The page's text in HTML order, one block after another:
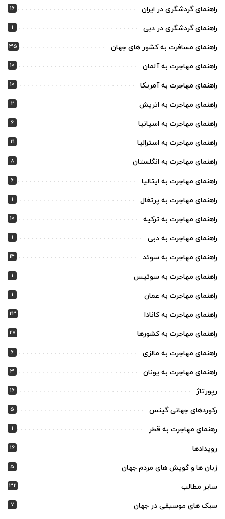
راهنمای گردشگری در ایران 16
راهنمای گردشگری در دبی 1
راهنمای مسافرت به کشور های جهان 35
راهنمای مهاجرت به آلمان 10
راهنمای مهاجرت به آمریکا 10
راهنمای مهاجرت به اتریش 2
راهنمای مهاجرت به اسپانیا 6
راهنمای مهاجرت به استرالیا 21
راهنمای مهاجرت به انگلستان 8
راهنمای مهاجرت به ایتالیا 6
راهنمای مهاجرت به پرتغال 1
راهنمای مهاجرت به ترکیه 10
راهنمای مهاجرت به دبی 1
راهنمای مهاجرت به سوئد 14
راهنمای مهاجرت به سوئیس 1
راهنمای مهاجرت به عمان 1
راهنمای مهاجرت به کانادا 23
راهنمای مهاجرت به کشورها 27
راهنمای مهاجرت به مالزی 6
راهنمای مهاجرت به یونان 3
رپورتاژ 16
رکوردهای جهانی گینس 5
رهنمای مهاجرت به قطر 1
رویدادها 16
زبان ها و گویش های مردم جهان 5
سایر مطالب 32
سبک های موسیقی در جهان 7